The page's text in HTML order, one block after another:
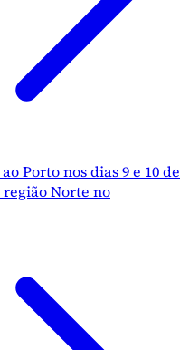
Porto nos dias 9 e 10 de
Norte no